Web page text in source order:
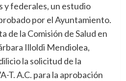
y federales, un estudio
por el Ayuntamiento.
de la Comisión de Salud en
Illoldi Mendiolea,
la solicitud de la
T. A.C. para la aprobación